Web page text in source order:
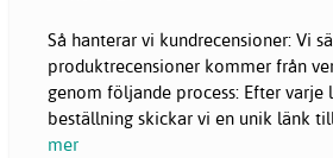
Så hanterar vi kundrecensioner: Vi
produktrecensioner kommer från
genom följande process: Efter varje
beställning skickar vi en unik länk
mer